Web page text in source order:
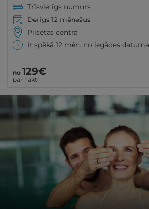
Trīsvietīgs numurs
Derīgs 12 mēnešus
Pilsētas centrā
Ir spēkā 12 mēn. no iegādes datuma
no 129€
par nakti